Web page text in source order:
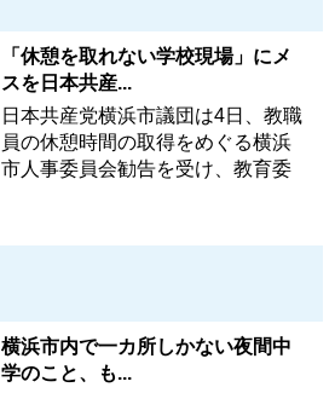
「休憩を取れない学校現場」にメ
スを日本共産...
日本共産党横浜市議団は4日、教職
員の休憩時間の取得をめぐる横浜
市人事委員会勧告を受け、教育委
横浜市内で一カ所しかない夜間中
学のこと、も...